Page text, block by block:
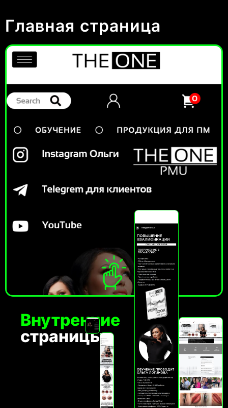
Главная страница
Внутренние
страницы